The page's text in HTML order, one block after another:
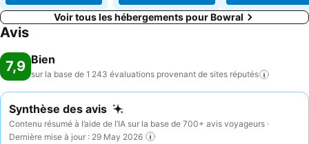
Voir tous les hébergements pour Bowral
Avis
7,9 Bien
sur la base de 1 243 évaluations provenant de sites réputés
Synthèse des avis
Contenu résumé à l’aide de l’IA sur la base de 700+ avis voyageurs ·
Dernière mise à jour : 29 May 2026